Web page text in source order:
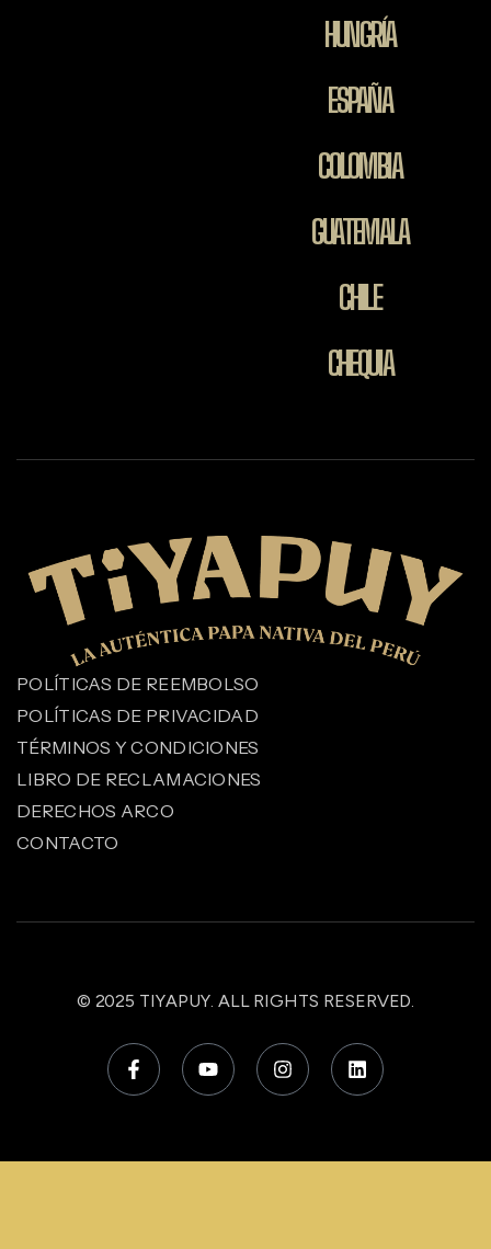
HUNGRÍA
ESPAÑA
COLOMBIA
GUATEMALA
CHILE
CHEQUIA
POLÍTICAS DE REEMBOLSO
POLÍTICAS DE PRIVACIDAD
TÉRMINOS Y CONDICIONES
LIBRO DE RECLAMACIONES
DERECHOS ARCO
CONTACTO
© 2025 TIYAPUY. ALL RIGHTS RESERVED.